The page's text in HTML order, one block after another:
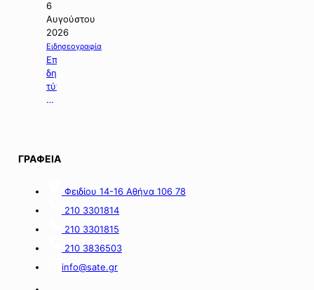
ενδιαφέροντος
για
τη
χορήγηση
ενίσχυσης
σε
επιχειρήσεις
της
Σαμοθράκης».
6
Αυγούστου
2026
Ειδησεογραφία
Επιλογή
δημοσιευμάτων
τύπου
της
ΓΡΑΦΕΙΑ
Φειδίου 14-16 Αθήνα 106 78
210 3301814
210 3301815
210 3836503
info@sate.gr